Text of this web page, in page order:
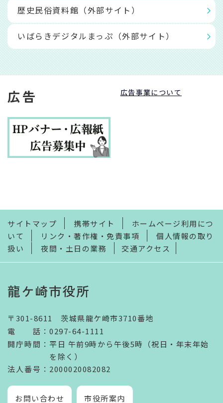
歴史民俗資料館（外部サイト）
いばらきデジタルまっぷ（外部サイト）
広告 広告事業について
サイトマップ 携帯サイト
ホームページ利用につ
いて
リンク・著作権・免責事項
個人情報の取り
扱い
夜間・土日の業務 交通アクセス
龍ケ崎市役所
〒301-8611 茨城県龍ケ崎市3710番地
電話 ： 0297-64-1111
開庁時間 ： 平日 午前9時から午後5時（祝日・年末年始
を除く）
法人番号 ：2000020082082
お問い合わせ 市役所案内